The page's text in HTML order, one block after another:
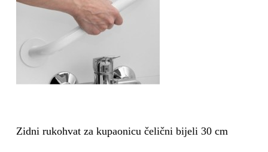
Zidni rukohvat za kupaonicu čelični bijeli 30 cm